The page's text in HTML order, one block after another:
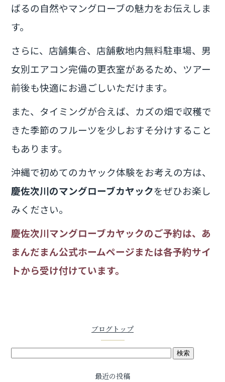
ばるの自然やマングローブの魅力をお伝えしま
す。
さらに、店舗集合、店舗敷地内無料駐車場、男
女別エアコン完備の更衣室があるため、ツアー
前後も快適にお過ごしいただけます。
また、タイミングが合えば、カズの畑で収穫で
きた季節のフルーツを少しおすそ分けすること
もあります。
沖縄で初めてのカヤック体験をお考えの方は、
慶佐次川のマングローブカヤックをぜひお楽し
みください。
慶佐次川マングローブカヤックのご予約は、あ
まんだまん公式ホームページまたは各予約サイ
トから受け付けています。
ブログトップ
最近の投稿